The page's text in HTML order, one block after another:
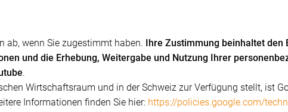
ab, wenn Sie zugestimmt haben.
Ihre Zustimmung beinhaltet
und die Erhebung, Weitergabe und Nutzung Ihrer
.
Wirtschaftsraum und in der Schweiz zur Verfügung stellt, ist
Informationen finden Sie hier: https://policies.google.com/